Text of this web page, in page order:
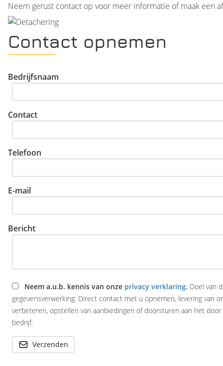
Neem gerust contact op voor meer informatie of maak een
Contact opnemen
Bedrijfsnaam
Contact
Telefoon
E-mail
Bericht
Neem a.u.b. kennis van onze privacy verklaring. Doel van
gegevensverwerking: Direct contact met u opnemen, levering van
verbeteren, opstellen van aanbiedingen of doorsturen aan het
bedrijf.
Verzenden